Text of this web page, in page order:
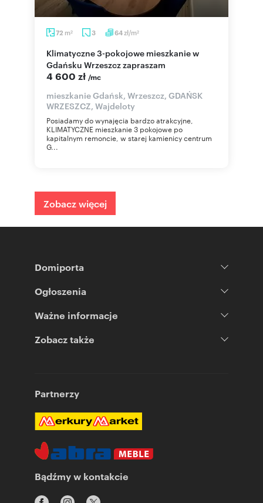
72 m2 3 64zł/m2
Klimatyczne 3-pokojowe mieszkanie w
Gdańsku Wrzeszcz zapraszam
4 600 zł /mc
mieszkanie Gdańsk, Wrzeszcz, GDAŃSK
WRZESZCZ, Wajdeloty
Posiadamy do wynajęcia bardzo atrakcyjne,
KLIMATYCZNE mieszkanie 3 pokojowe po
kapitalnym remoncie, w starej kamienicy centrum
G...
Zobacz więcej
Domiporta
Ogłoszenia
Ważne informacje
Zobacz także
Partnerzy
Bądźmy w kontakcie